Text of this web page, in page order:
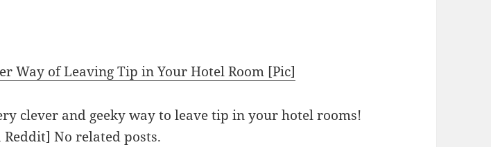
Way of Leaving Tip in Your Hotel Room [Pic]
clever and geeky way to leave tip in your hotel rooms!
Reddit] No related posts.